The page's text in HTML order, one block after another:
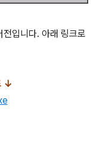
입니다. 아래 링크로
↓